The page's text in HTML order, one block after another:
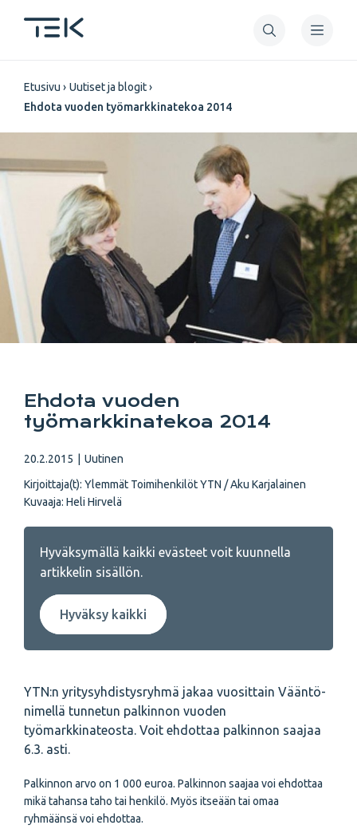
pääsisältöön
Murupolku
Etusivu
Uutiset ja blogit
Ehdota vuoden työmarkkinatekoa 2014
Ehdota vuoden
työmarkkinatekoa 2014
20.2.2015
Uutinen
Kirjoittaja(t): Ylemmät Toimihenkilöt YTN / Aku Karjalainen
Kuvaaja: Heli Hirvelä
Hyväksymällä kaikki evästeet voit kuunnella
artikkelin sisällön.
Hyväksy kaikki
YTN:n yritysyhdistysryhmä jakaa vuosittain Vääntö-
nimellä tunnetun palkinnon vuoden
työmarkkinateosta. Voit ehdottaa palkinnon saajaa
6.3. asti.
Palkinnon arvo on 1 000 euroa. Palkinnon saajaa voi ehdottaa
mikä tahansa taho tai henkilö. Myös itseään tai omaa
ryhmäänsä voi ehdottaa.